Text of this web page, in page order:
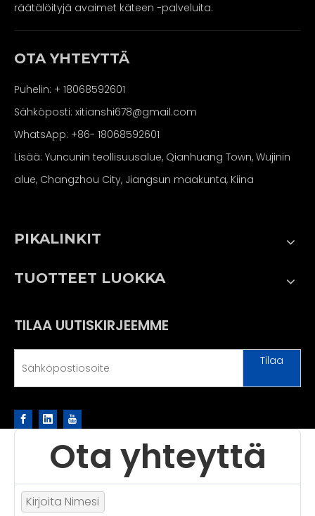
räätälöityjä avaimet käteen -palveluita.
OTA YHTEYTTÄ
Puhelin: + 18068592601
Sähköposti: xitianshi678@gmail.com
WhatsApp: +86- 18068592601
Lisää: Yuncunin teollisuusalue, Qianhuang Town, Wujinin
alue, Changzhou City, Jiangsun maakunta, Kiina
PIKALINKIT
TUOTTEET LUOKKA
TILAA UUTISKIRJEEMME
Tilaa
Ota yhteyttä